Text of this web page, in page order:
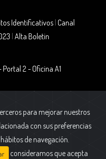
para mejorar nuestros
con sus preferencias
de navegación.
consideramos que acepta
Identificativos | Canal
| Alta Boletin
2 - Oficina A1